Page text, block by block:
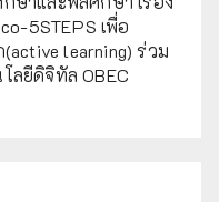
5STEPS เพื่อ
learning) ร่วม
ลยีดิจิทัล OBEC